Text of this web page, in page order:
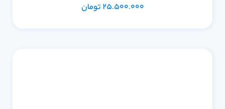
25.500.000تومان